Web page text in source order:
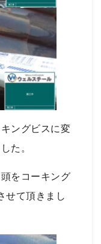
ングビスに変
た。
をコーキング
せて頂きまし